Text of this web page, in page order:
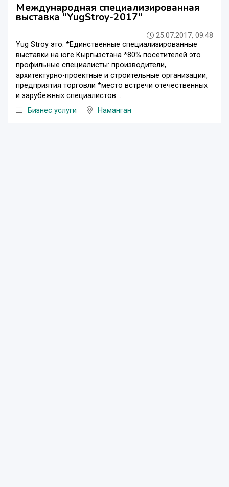
Международная специализированная
выставка "YugStroу-2017"
25.07.2017, 09:48
Yug Strоy это: *Единственные специализированные
выставки на юге Кыргызстана *80% посетителей это
профильные специалисты: производители,
архитектурно-проектные и строительные организации,
предприятия торговли *место встречи отечественных
и зарубежных специалистов ...
Бизнес услуги
Наманган